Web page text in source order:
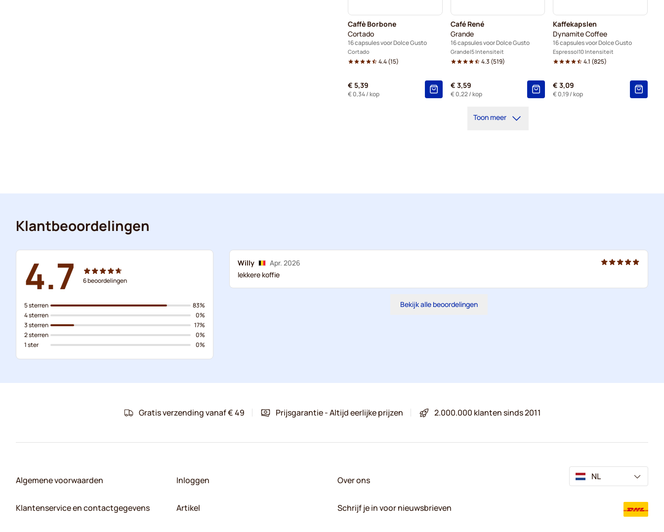
Caffè Borbone
Cortado
16 capsules voor Dolce Gusto
Cortado
4.4(15)
€ 5,39
€ 0,34/ kop
Café René
Grande
16 capsules voor Dolce Gusto
Grande 5 Intensiteit
4.3 (519)
€ 3,59
€ 0,22/ kop
Kaffekapslen
Dynamite Coffee
16 capsules voor Dolce Gusto
Espresso 10 Intensiteit
4.1 (825)
€ 3,09
€ 0,19/ kop
Toon meer
Klantbeoordelingen
4.7 6beoordelingen
5 sterren
4 sterren
3 sterren
2 sterren
1 ster
83%
0%
17%
0%
0%
Willy
Apr. 2026
lekkere koffie
Bekijk alle beoordelingen
Gratis verzending vanaf € 49 Prijsgarantie - Altijd eerlijke prijzen 2.000.000 klanten sinds 2011
Algemene voorwaarden
Klantenservice en contactgegevens
Inloggen
Artikel
Over ons
Schrijf je in voor nieuwsbrieven
NL